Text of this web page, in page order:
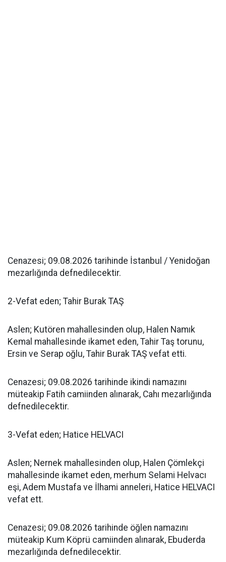
Cenazesi; 09.08.2026 tarihinde İstanbul / Yenidoğan
mezarlığında defnedilecektir.
2-Vefat eden; Tahir Burak TAŞ
Aslen; Kutören mahallesinden olup, Halen Namık
Kemal mahallesinde ikamet eden, Tahir Taş torunu,
Ersin ve Serap oğlu, Tahir Burak TAŞ vefat etti.
Cenazesi; 09.08.2026 tarihinde ikindi namazını
müteakip Fatih camiinden alınarak, Cahı mezarlığında
defnedilecektir.
3-Vefat eden; Hatice HELVACI
Aslen; Nernek mahallesinden olup, Halen Çömlekçi
mahallesinde ikamet eden, merhum Selami Helvacı
eşi, Adem Mustafa ve İlhami anneleri, Hatice HELVACI
vefat ett.
Cenazesi; 09.08.2026 tarihinde öğlen namazını
müteakip Kum Köprü camiinden alınarak, Ebuderda
mezarlığında defnedilecektir.